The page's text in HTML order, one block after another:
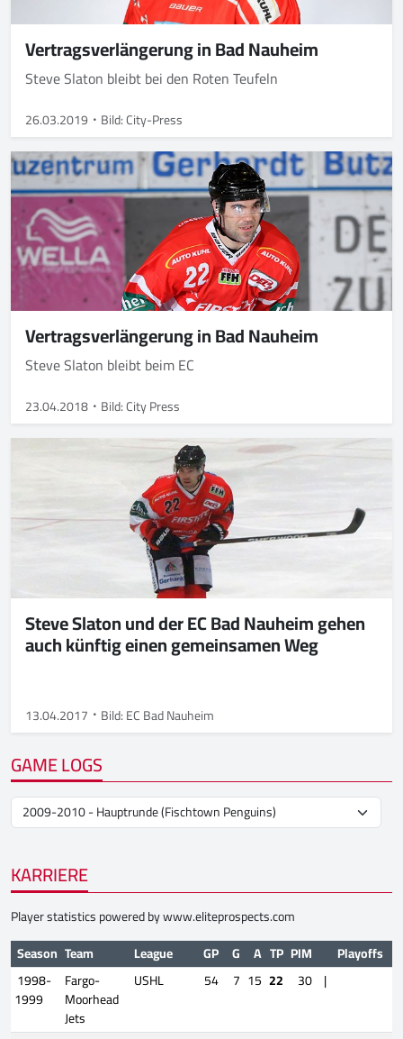
Vertragsverlängerung in Bad Nauheim
Steve Slaton bleibt bei den Roten Teufeln
26.03.2019 Bild: City-Press
Vertragsverlängerung in Bad Nauheim
Steve Slaton bleibt beim EC
23.04.2018 Bild: City Press
Steve Slaton und der EC Bad Nauheim gehen
auch künftig einen gemeinsamen Weg
13.04.2017 Bild: EC Bad Nauheim
GAME LOGS
KARRIERE
Player statistics powered bywww.eliteprospects.com
Season Team League GP G A TP PIM Playoffs
1998-
1999
Fargo-
Moorhead
Jets
USHL 54 7 15 22 30 |